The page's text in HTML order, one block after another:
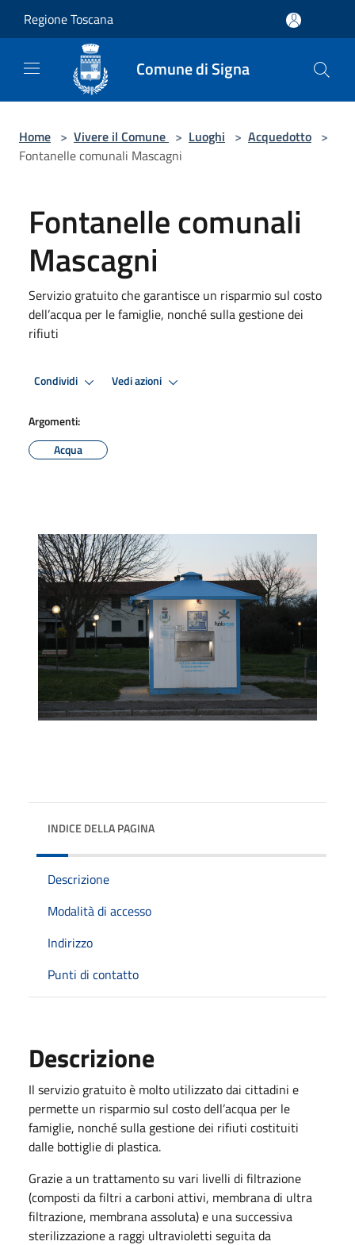
Regione Toscana
Comune di Signa
Home > Vivere il Comune > Luoghi > Acquedotto >
Fontanelle comunali Mascagni
Fontanelle comunali
Mascagni
Servizio gratuito che garantisce un risparmio sul costo
dell’acqua per le famiglie, nonché sulla gestione dei
rifiuti
Condividi Vedi azioni
Argomenti:
Acqua
INDICE DELLA PAGINA
Descrizione
Modalità di accesso
Indirizzo
Punti di contatto
Descrizione
Il servizio gratuito è molto utilizzato dai cittadini e
permette un risparmio sul costo dell’acqua per le
famiglie, nonché sulla gestione dei rifiuti costituiti
dalle bottiglie di plastica.
Grazie a un trattamento su vari livelli di filtrazione
(composti da filtri a carboni attivi, membrana di ultra
filtrazione, membrana assoluta) e una successiva
sterilizzazione a raggi ultravioletti seguita da